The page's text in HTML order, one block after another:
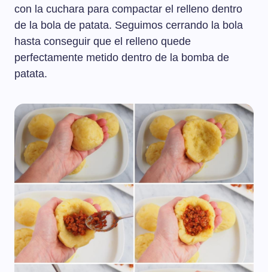
con la cuchara para compactar el relleno dentro
de la bola de patata. Seguimos cerrando la bola
hasta conseguir que el relleno quede
perfectamente metido dentro de la bomba de
patata.